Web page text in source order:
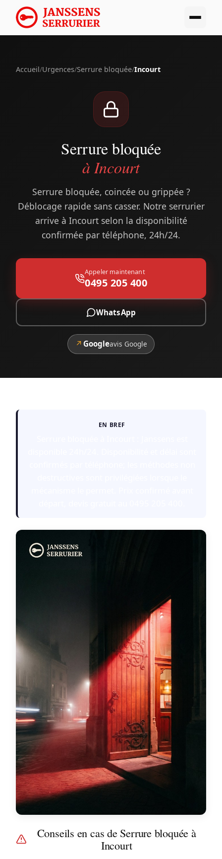
Accueil/Urgences/Serrure bloquée/Incourt
Serrure bloquée
à Incourt
Serrure bloquée, coincée ou grippée ?
Déblocage rapide sans casser. Notre serrurier
arrive à Incourt selon la disponibilité
confirmée par téléphone, 24h/24.
Appeler maintenant
0495 205 400
WhatsApp
↗ Googleavis Google
EN BREF
Conseils en cas de Serrure bloquée à
Incourt